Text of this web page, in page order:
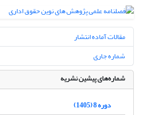
مقالات آماده انتشار
شماره جاری
شماره‌های پیشین نشریه
دوره 8 (1405)